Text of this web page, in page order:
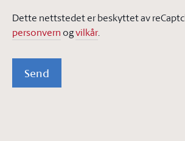
Dette nettstedet er beskyttet av
personvern ogvilkår.
Send